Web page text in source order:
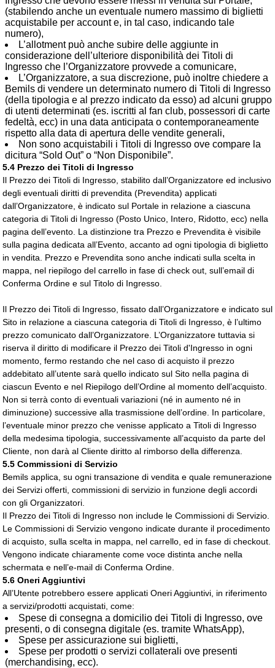
(stabilendo anche un eventuale numero massimo di biglietti
acquistabile per account e, in tal caso, indicando tale
numero),
L’allotment può anche subire delle aggiunte in
considerazione dell’ulteriore disponibilità dei Titoli di
Ingresso che l’Organizzatore provvede a comunicare,
L’Organizzatore, a sua discrezione, può inoltre chiedere a
Bemils di vendere un determinato numero di Titoli di Ingresso
(della tipologia e al prezzo indicato da esso) ad alcuni gruppo
di utenti determinati (es. iscritti al fan club, possessori di carte
fedeltà, ecc) in una data anticipata o contemporaneamente
rispetto alla data di apertura delle vendite generali,
Non sono acquistabili i Titoli di Ingresso ove compare la
dicitura “Sold Out” o “Non Disponibile”.
5.4 Prezzo dei Titoli di Ingresso
Il Prezzo dei Titoli di Ingresso, stabilito dall’Organizzatore ed inclusivo
degli eventuali diritti di prevendita (Prevendita) applicati
dall’Organizzatore, è indicato sul Portale in relazione a ciascuna
categoria di Titoli di Ingresso (Posto Unico, Intero, Ridotto, ecc) nella
pagina dell’evento. La distinzione tra Prezzo e Prevendita è visibile
sulla pagina dedicata all’Evento, accanto ad ogni tipologia di biglietto
in vendita. Prezzo e Prevendita sono anche indicati sulla scelta in
mappa, nel riepilogo del carrello in fase di check out, sull’email di
Conferma Ordine e sul Titolo di Ingresso.
Il Prezzo dei Titoli di Ingresso, fissato dall’Organizzatore e indicato sul
Sito in relazione a ciascuna categoria di Titoli di Ingresso, è l’ultimo
prezzo comunicato dall’Organizzatore. L’Organizzatore tuttavia si
riserva il diritto di modificare il Prezzo dei Titoli d'Ingresso in ogni
momento, fermo restando che nel caso di acquisto il prezzo
addebitato all’utente sarà quello indicato sul Sito nella pagina di
ciascun Evento e nel Riepilogo dell’Ordine al momento dell’acquisto.
Non si terrà conto di eventuali variazioni (né in aumento né in
diminuzione) successive alla trasmissione dell’ordine. In particolare,
l’eventuale minor prezzo che venisse applicato a Titoli di Ingresso
della medesima tipologia, successivamente all’acquisto da parte del
Cliente, non darà al Cliente diritto al rimborso della differenza.
5.5 Commissioni di Servizio
Bemils applica, su ogni transazione di vendita e quale remunerazione
dei Servizi offerti, commissioni di servizio in funzione degli accordi
con gli Organizzatori.
Il Prezzo dei Titoli di Ingresso non include le Commissioni di Servizio.
Le Commissioni di Servizio vengono indicate durante il procedimento
di acquisto, sulla scelta in mappa, nel carrello, ed in fase di checkout.
Vengono indicate chiaramente come voce distinta anche nella
schermata e nell’e-mail di Conferma Ordine.
5.6 Oneri Aggiuntivi
All’Utente potrebbero essere applicati Oneri Aggiuntivi, in riferimento
a servizi/prodotti acquistati, come:
Spese di consegna a domicilio dei Titoli di Ingresso, ove
presenti, o di consegna digitale (es. tramite WhatsApp),
Spese per assicurazione sui biglietti,
Spese per prodotti o servizi collaterali ove presenti
(merchandising, ecc).